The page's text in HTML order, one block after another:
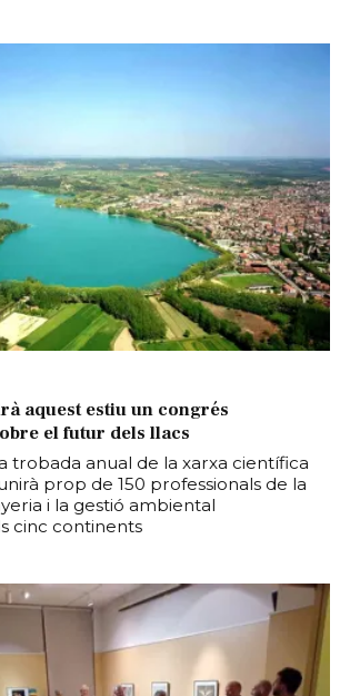
aquest estiu un congrés
el futur dels llacs
trobada anual de la xarxa científica
prop de 150 professionals de la
i la gestió ambiental
cinc continents